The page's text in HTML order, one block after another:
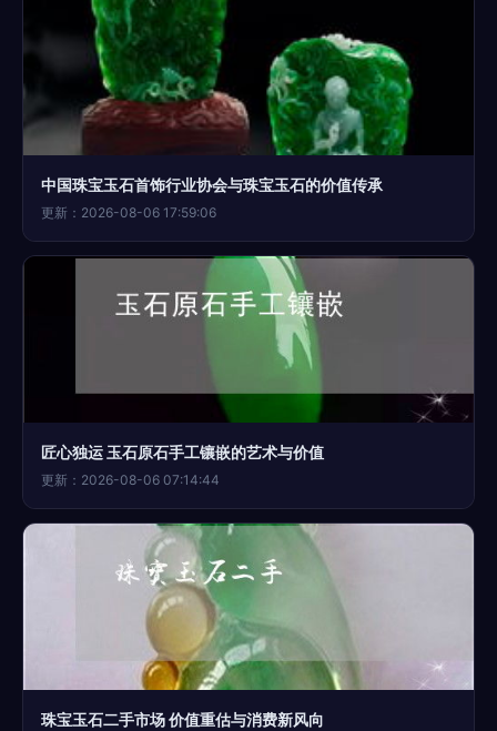
中国珠宝玉石首饰行业协会与珠宝玉石的价值传承
更新：2026-08-06 17:59:06
匠心独运 玉石原石手工镶嵌的艺术与价值
更新：2026-08-06 07:14:44
珠宝玉石二手市场 价值重估与消费新风向